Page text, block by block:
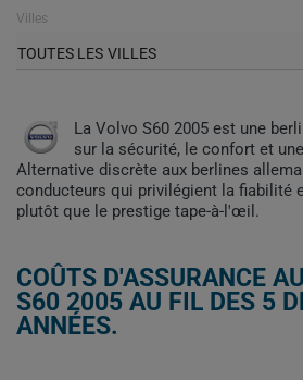
Villes
TOUTES LES VILLES
La Volvo S60 2005 est une
sur la sécurité, le confort et
Alternative discrète aux berlines
conducteurs qui privilégient la fiabilité
plutôt que le prestige tape-à-l'œil.
COÛTS D'ASSURANCE
S60 2005 AU FIL DES 5
ANNÉES.